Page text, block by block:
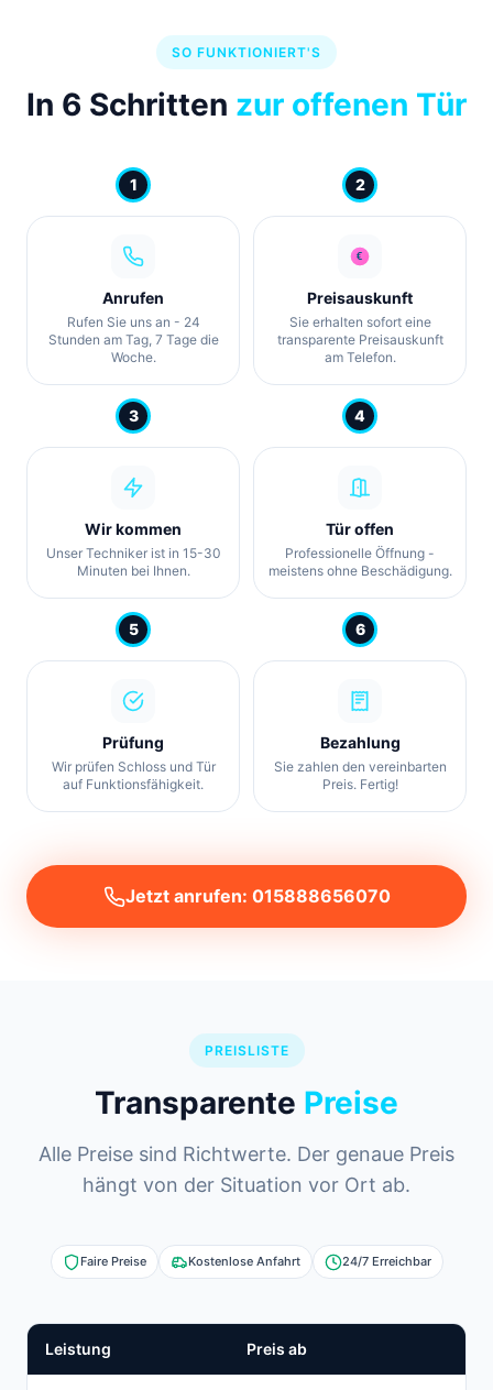
SO FUNKTIONIERT'S
In 6 Schritten zur offenen Tür
1
Anrufen
Rufen Sie uns an - 24
Stunden am Tag, 7 Tage die
Woche.
2
Preisauskunft
Sie erhalten sofort eine
transparente Preisauskunft
am Telefon.
3
Wir kommen
Unser Techniker ist in 15-30
Minuten bei Ihnen.
4
Tür offen
Professionelle Öffnung -
meistens ohne Beschädigung.
5
Prüfung
Wir prüfen Schloss und Tür
auf Funktionsfähigkeit.
6
Bezahlung
Sie zahlen den vereinbarten
Preis. Fertig!
Jetzt anrufen: 015888656070
PREISLISTE
Transparente Preise
Alle Preise sind Richtwerte. Der genaue Preis
hängt von der Situation vor Ort ab.
Faire Preise Kostenlose Anfahrt 24/7 Erreichbar
Leistung Preis ab